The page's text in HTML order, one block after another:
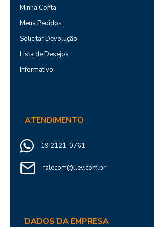
Minha Conta
Meus Pedidos
Solicitar Devolução
Lista de Desejos
Informativo
ATENDIMENTO
19 2121-0761
falecom@llev.com.br
DADOS DA EMPRESA